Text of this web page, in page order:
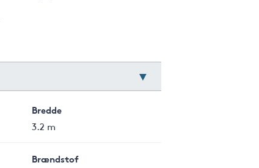
Bredde
3.2 m
Brændstof